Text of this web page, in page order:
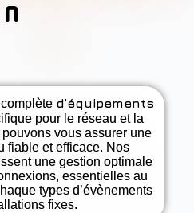
n
d’équipements
pour le réseau et la
vous assurer une
fiable et efficace. Nos
une gestion optimale
essentielles au
types d’évènements
fixes.